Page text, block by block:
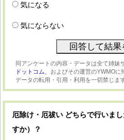
気になる
気にならない
同アンケートの内容・データは全て姉妹
ドットコム、 およびその運営のYWMOに
データの転用・引用・利用を一切禁じます
厄除け・厄祓い どちらで行いま
すか）？